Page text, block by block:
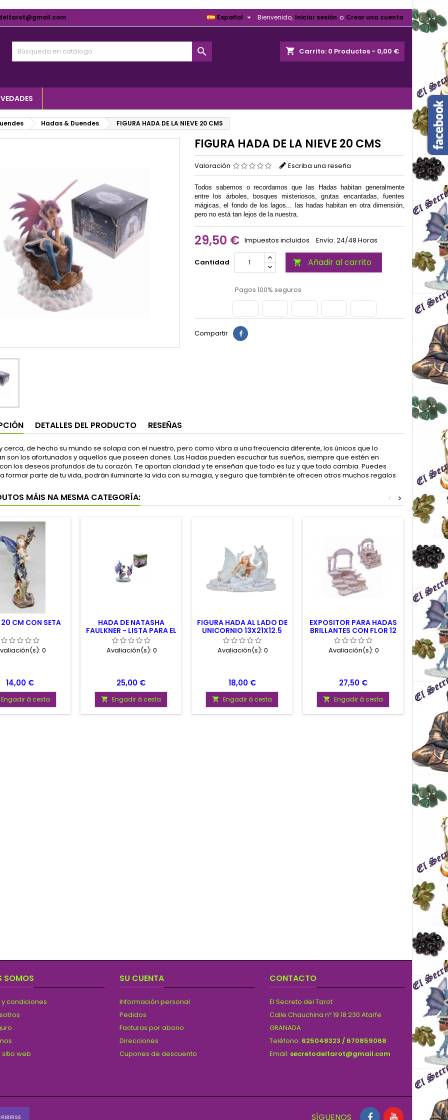
Bienvenido, Iniciar sesión o Crear una cuenta
Español 
shopping_cart Carrito: 0 Productos - 0,00 €

Hadas & Duendes FIGURA HADA DE LA NIEVE 20 CMS
FIGURA HADA DE LA NIEVE 20 CMS
Valoración Escriba una reseña
Todos sabemos o recordamos que las Hadas habitan generalmente
entre los árboles, bosques misteriosos, grutas encantadas, fuentes
mágicas, el fondo de los lagos... las hadas habitan en otra dimensión,
pero no está tan lejos de la nuestra.
29,50 € Impuestos incluidos Envío: 24/48 Horas
Cantidad  Añadir al carrito
Pagos 100% seguros
Compartir
DETALLES DEL PRODUCTO RESEÑAS
cerca, de hecho su mundo se solapa con el nuestro, pero como vibra a una frecuencia diferente, los únicos que lo
son los afortunados y aquellos que poseen dones. Las Hadas pueden escuchar tus sueños, siempre que estén en
los deseos profundos de tu corazón. Te aportan claridad y te enseñan que todo es luz y que todo cambia. Puedes
formar parte de tu vida, podrán iluminarte la vida con su magia, y seguro que también te ofrecen otros muchos regalos
MÁIS NA MESMA CATEGORÍA: >
<
CM CON SETA
0
Prezo
14,00 €
Engadir á cesta
HADA DE NATASHA
FAULKNER - LISTA PARA EL
COLE
Avaliación(s): 0
Prezo
25,00 €
 Engadir á cesta
FIGURA HADA AL LADO DE
UNICORNIO 13X21X12.5
CM.
Avaliación(s): 0
Prezo
18,00 €
 Engadir á cesta
EXPOSITOR PARA HADAS
BRILLANTES CON FLOR 12
CMS
Avaliación(s): 0
Prezo
27,50 €
 Engadir á cesta
SOMOS
condiciones
web
SU CUENTA
Información personal
Pedidos
Facturas por abono
Direcciones
Cupones de descuento
CONTACTO
El Secreto del Tarot
Calle Chauchina nº 19 18.230 Atarfe
GRANADA
Teléfono: 625048323 / 670859068
Email: secretodeltarot@gmail.com
SÍGUENOS